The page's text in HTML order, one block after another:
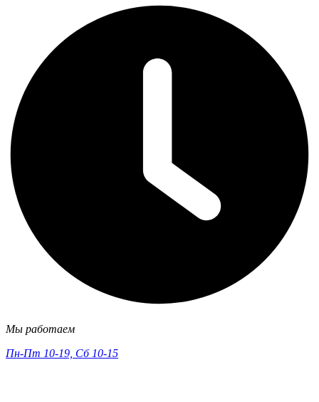
Мы работаем
Пн-Пт 10-19, Сб 10-15